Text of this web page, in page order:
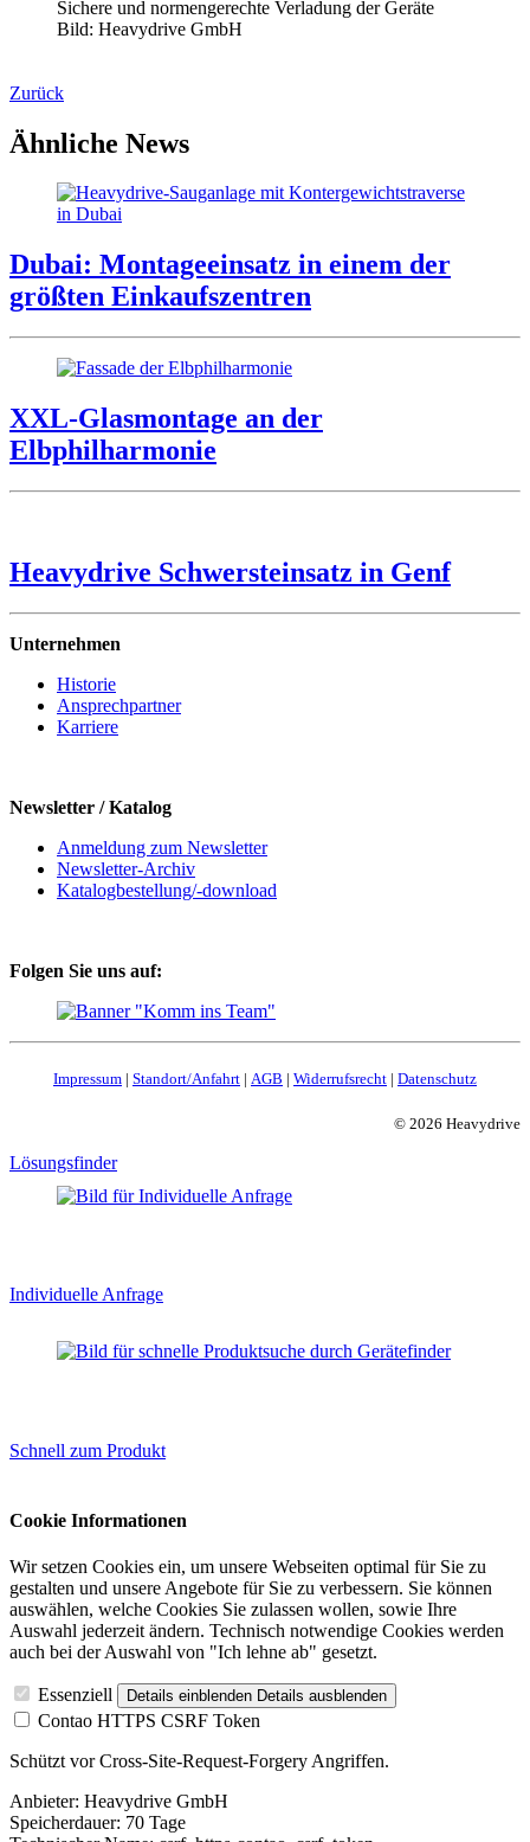
Sichere und normengerechte Verladung der Geräte
Bild: Heavydrive GmbH
Zurück
Ähnliche News
Dubai: Montageeinsatz in einem der
größten Einkaufszentren
XXL-Glasmontage an der
Elbphilharmonie
Heavydrive Schwersteinsatz in Genf
Unternehmen
Historie
Ansprechpartner
Karriere
Newsletter / Katalog
Anmeldung zum Newsletter
Newsletter-Archiv
Katalogbestellung/-download
Folgen Sie uns auf:
Impressum | Standort/Anfahrt | AGB | Widerrufsrecht | Datenschutz
© 2026 Heavydrive
Lösungsfinder
Individuelle Anfrage
Schnell zum Produkt
Cookie Informationen
Wir setzen Cookies ein, um unsere Webseiten optimal für Sie zu
gestalten und unsere Angebote für Sie zu verbessern. Sie können
auswählen, welche Cookies Sie zulassen wollen, sowie Ihre
Auswahl jederzeit ändern. Technisch notwendige Cookies werden
auch bei der Auswahl von "Ich lehne ab" gesetzt.
Essenziell Details einblenden Details ausblenden
Contao HTTPS CSRF Token
Schützt vor Cross-Site-Request-Forgery Angriffen.
Anbieter: Heavydrive GmbH
Speicherdauer: 70 Tage